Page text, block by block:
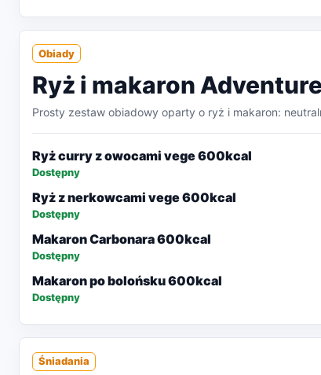
Obiady
Ryż i makaron
Prosty zestaw obiadowy oparty o ryż i makaron:
Ryż curry z owocami vege 600kcal
Dostępny
Ryż z nerkowcami vege 600kcal
Dostępny
Makaron Carbonara 600kcal
Dostępny
Makaron po bolońsku 600kcal
Dostępny
Śniadania